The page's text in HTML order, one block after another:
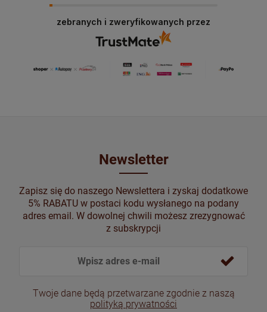
zebranych i zweryfikowanych przez
Newsletter
Zapisz się do naszego Newslettera i zyskaj dodatkowe
5% RABATU w postaci kodu wysłanego na podany
adres email. W dowolnej chwili możesz zrezygnować
z subskrypcji
Twoje dane będą przetwarzane zgodnie z naszą
polityką prywatności